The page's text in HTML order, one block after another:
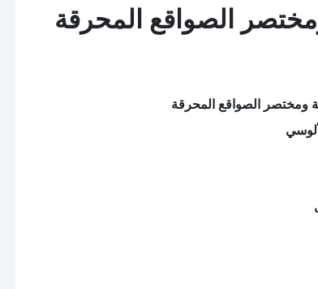
الصواقع المحرقة
ومختصر الصواقع المحرقة